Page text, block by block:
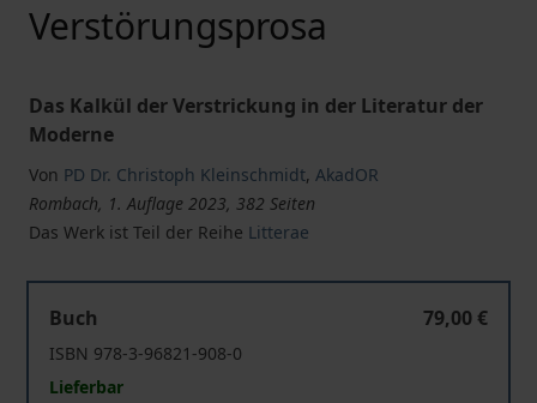
Verstörungsprosa
Das Kalkül der Verstrickung in der Literatur der
Moderne
Von PD Dr. Christoph Kleinschmidt, AkadOR
Rombach, 1. Auflage 2023, 382 Seiten
Das Werk ist Teil der Reihe Litterae
Buch
79,00 €
ISBN 978-3-96821-908-0
Lieferbar